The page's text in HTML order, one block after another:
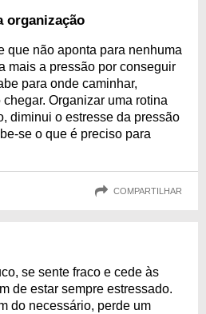
organização
que não aponta para nenhuma
mais a pressão por conseguir
para onde caminhar,
Organizar uma rotina
diminui o estresse da pressão
se o que é preciso para
COMPARTILHAR
se sente fraco e cede às
de estar sempre estressado.
do necessário, perde um